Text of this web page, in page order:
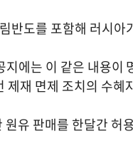
반도를 포함해 러시
에는 이 같은 내용이
재 면제 조치의 수혜
유 판매를 한달간 허